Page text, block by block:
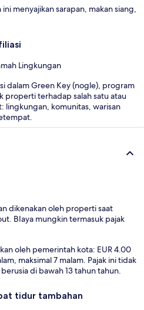
menyajikan sarapan, makan siang,
Lingkungan
dalam Green Key (nogle), program
properti terhadap salah satu atau
lingkungan, komunitas, warisan
dikenakan oleh properti saat
BIaya mungkin termasuk pajak
oleh pemerintah kota: EUR 4.00
maksimal 7 malam. Pajak ini tidak
di bawah 13 tahun tahun.
tidur tambahan